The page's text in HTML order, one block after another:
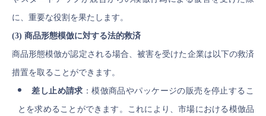
に、重要な役割を果たします。
(3) 商品形態模倣に対する法的救済
商品形態模倣が認定される場合、被害を受けた企業は以下の救済
措置を取ることができます。
差し止め請求 ：模倣商品やパッケージの販売を停止するこ
とを求めることができます。これにより、市場における模倣品